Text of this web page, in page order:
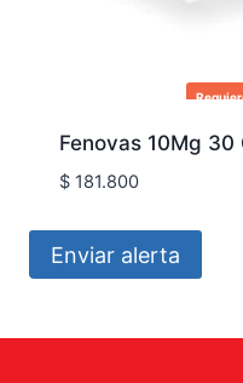
Fenovas 10Mg 30
$181.800
Enviar alerta